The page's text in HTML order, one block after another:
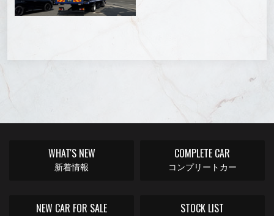
WHAT'S NEW
新着情報
COMPLETE CAR
コンプリートカー
NEW CAR FOR SALE STOCK LIST